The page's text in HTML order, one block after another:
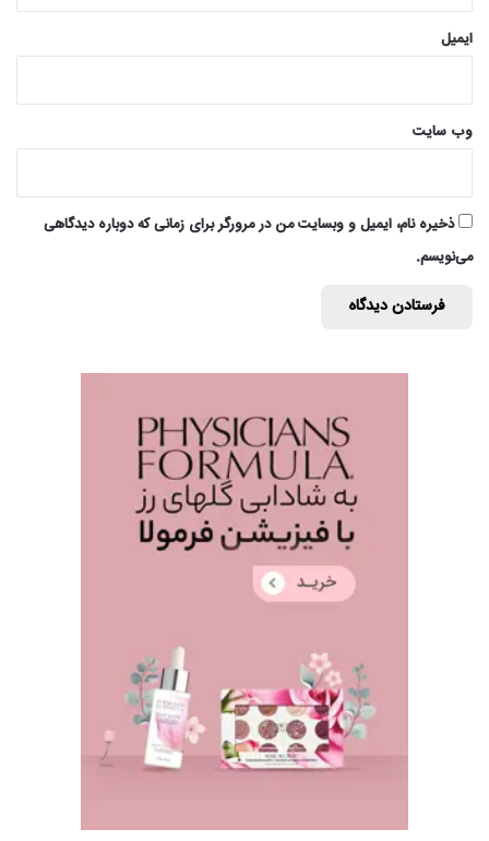
ایمیل
وب‌ سایت
ذخیره نام، ایمیل و وبسایت من در مرورگر برای زمانی که دوباره دیدگاهی
می‌نویسم.